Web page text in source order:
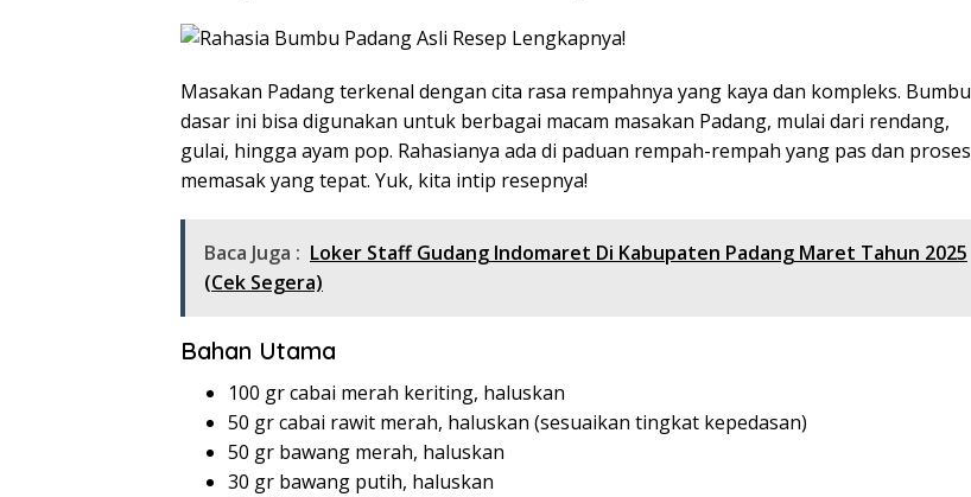
Masakan Padang terkenal dengan cita rasa rempahnya yang kaya dan kompleks. Bumbu
dasar ini bisa digunakan untuk berbagai macam masakan Padang, mulai dari rendang,
gulai, hingga ayam pop. Rahasianya ada di paduan rempah-rempah yang pas dan proses
memasak yang tepat. Yuk, kita intip resepnya!
Baca Juga : Loker Staff Gudang Indomaret Di Kabupaten Padang Maret Tahun 2025
(Cek Segera)
Bahan Utama
100 gr cabai merah keriting, haluskan
50 gr cabai rawit merah, haluskan (sesuaikan tingkat kepedasan)
50 gr bawang merah, haluskan
30 gr bawang putih, haluskan